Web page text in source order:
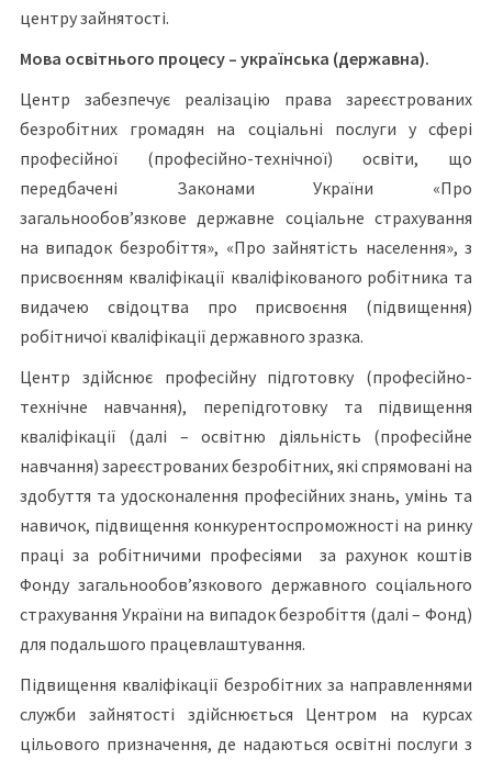
центру зайнятості.
Мова освітнього процесу – українська (державна).
Центр забезпечує реалізацію права зареєстрованих
безробітних громадян на соціальні послуги у сфері
професійної (професійно-технічної) освіти, що
передбачені Законами України «Про
загальнообов’язкове державне соціальне страхування
на випадок безробіття», «Про зайнятість населення», з
присвоєнням кваліфікації кваліфікованого робітника та
видачею свідоцтва про присвоєння (підвищення)
робітничої кваліфікації державного зразка.
Центр здійснює професійну підготовку (професійно-
технічне навчання), перепідготовку та підвищення
кваліфікації (далі – освітню діяльність (професійне
навчання) зареєстрованих безробітних, які спрямовані на
здобуття та удосконалення професійних знань, умінь та
навичок, підвищення конкурентоспроможності на ринку
праці за робітничими професіями за рахунок коштів
Фонду загальнообов’язкового державного соціального
страхування України на випадок безробіття (далі – Фонд)
для подальшого працевлаштування.
Підвищення кваліфікації безробітних за направленнями
служби зайнятості здійснюється Центром на курсах
цільового призначення, де надаються освітні послуги з